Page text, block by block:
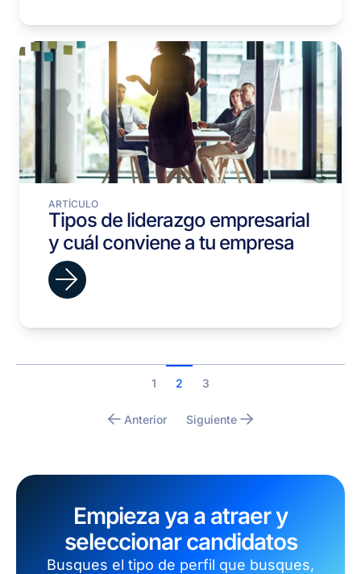
ARTÍCULO
Tipos de liderazgo empresarial
y cuál conviene a tu empresa
Anterior
1 2 3
Siguiente
Empieza ya a atraer y
seleccionar candidatos
Busques el tipo de perfil que busques,